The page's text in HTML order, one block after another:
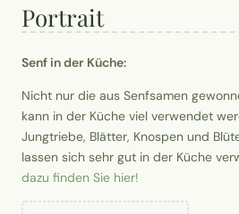
Portrait
Senf in der Küche:
Nicht nur die aus Senfsamen
kann in der Küche viel verwendet
Jungtriebe, Blätter, Knospen und
lassen sich sehr gut in der Küche
dazu finden Sie hier!